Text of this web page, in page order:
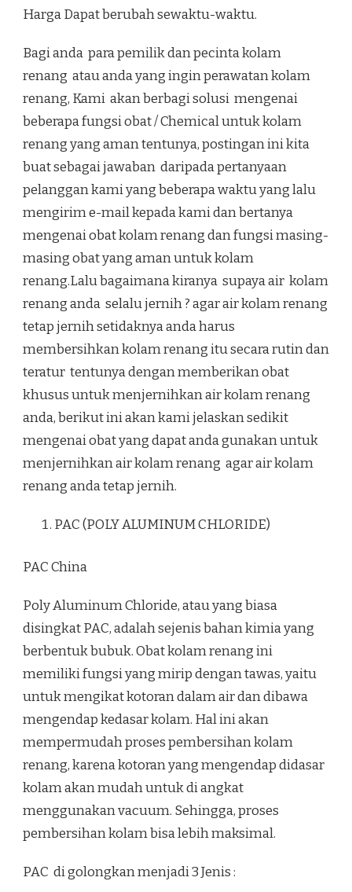
Harga Dapat berubah sewaktu-waktu.
Bagi anda para pemilik dan pecinta kolam
renang atau anda yang ingin perawatan kolam
renang, Kami akan berbagi solusi mengenai
beberapa fungsi obat / Chemical untuk kolam
renang yang aman tentunya, postingan ini kita
buat sebagai jawaban daripada pertanyaan
pelanggan kami yang beberapa waktu yang lalu
mengirim e-mail kepada kami dan bertanya
mengenai obat kolam renang dan fungsi masing-
masing obat yang aman untuk kolam
renang.Lalu bagaimana kiranya supaya air kolam
renang anda selalu jernih ? agar air kolam renang
tetap jernih setidaknya anda harus
membersihkan kolam renang itu secara rutin dan
teratur tentunya dengan memberikan obat
khusus untuk menjernihkan air kolam renang
anda, berikut ini akan kami jelaskan sedikit
mengenai obat yang dapat anda gunakan untuk
menjernihkan air kolam renang agar air kolam
renang anda tetap jernih.
PAC (POLY ALUMINUM CHLORIDE)
PAC China
Poly Aluminum Chloride, atau yang biasa
disingkat PAC, adalah sejenis bahan kimia yang
berbentuk bubuk. Obat kolam renang ini
memiliki fungsi yang mirip dengan tawas, yaitu
untuk mengikat kotoran dalam air dan dibawa
mengendap kedasar kolam. Hal ini akan
mempermudah proses pembersihan kolam
renang, karena kotoran yang mengendap didasar
kolam akan mudah untuk di angkat
menggunakan vacuum. Sehingga, proses
pembersihan kolam bisa lebih maksimal.
PAC di golongkan menjadi 3 Jenis :